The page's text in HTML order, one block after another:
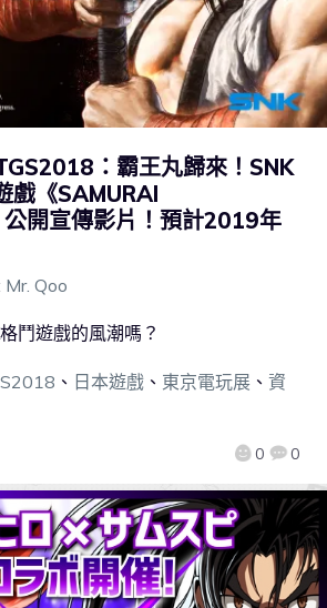
：霸王丸歸來！SNK
戲《SAMURAI
開宣傳影片！預計2019年
Mr. Qoo
0 0
鬥遊戲的風潮嗎？
、 日本遊戲、 東京電玩展、 資